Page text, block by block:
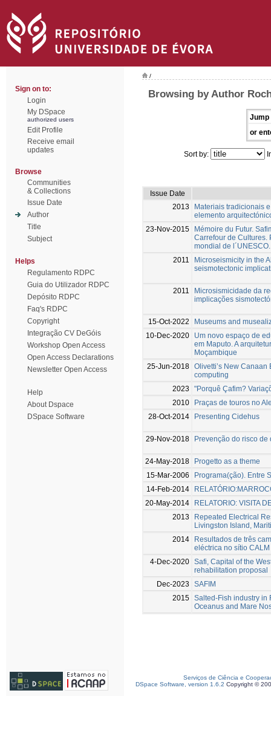
Sign on to:
Login
My DSpace
authorized users
Edit Profile
Receive email
updates
Browse
Communities
& Collections
Issue Date
Author
Title
Subject
Helps
Regulamento RDPC
Guia do Utilizador RDPC
Depósito RDPC
Faq's RDPC
Copyright
Integração CV DeGóis
Workshop Open Access
Open Access Declarations
Newsletter Open Access
Help
About Dspace
DSpace Software
/
Browsing by Author
Jump
or
Sort by:
Issue Date
2013
Materiais tradicionais
elemento
23-Nov-2015
Mémoire du Futur.
Carrefour de Cultures.
mondial de
2011
Microseismicity in the
seismotectonic
2011
Microsismicidade da
implicações
15-Oct-2022
Museums and
10-Dec-2020
Um novo espaço de
em Maputo. A
Moçambique
25-Jun-2018 Olivetti’s New
computing
2023
"Porquê Çafim?
2010
Praças de touros no
28-Oct-2014
Presenting Cidehus
29-Nov-2018 Prevenção do risco
24-May-2018
Progetto as a theme
15-Mar-2006
Programa(ção). Entre
14-Feb-2014
20-May-2014
RELATORIO: VISITA
2013
Repeated Electrical
Livingston Island,
2014
Resultados de três
eléctrica no sítio
4-Dec-2020 Safi, Capital of the
rehabilitation proposal
Dec-2023
SAFIM
2015 Salted-Fish industry in
Oceanus and Mare
Serviços de Ciência e
DSpace Software, version 1.6.2 Copyright ©